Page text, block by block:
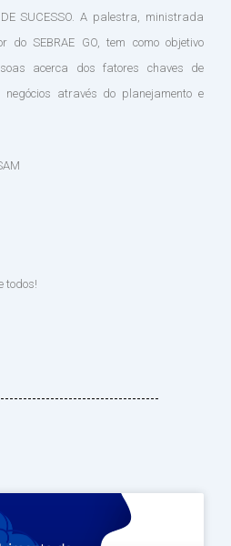
DE SUCESSO. A palestra, ministrada
SEBRAE GO, tem como objetivo
acerca dos fatores chaves de
através do planejamento e
todos!
Página